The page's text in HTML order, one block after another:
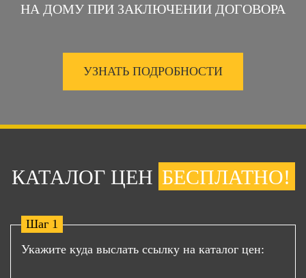
НА ДОМУ ПРИ ЗАКЛЮЧЕНИИ ДОГОВОРА
УЗНАТЬ ПОДРОБНОСТИ
КАТАЛОГ ЦЕН БЕСПЛАТНО!
Шаг 1
Укажите куда выслать ссылку на каталог цен: